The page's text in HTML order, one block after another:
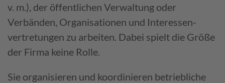
v. m.), der öffentlichen Verwaltung oder
Verbänden, Organ­isationen und Interessen­
vertretungen zu arbeiten. Dabei spielt die Größe
der Firma keine Rolle.
Sie organisieren und koordinieren betriebliche